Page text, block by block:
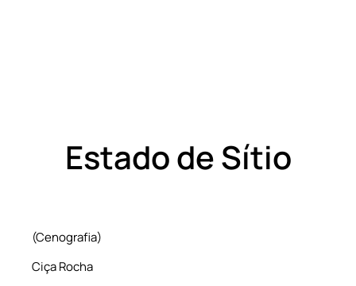
Estado de Sítio
(Cenografia)
Ciça Rocha